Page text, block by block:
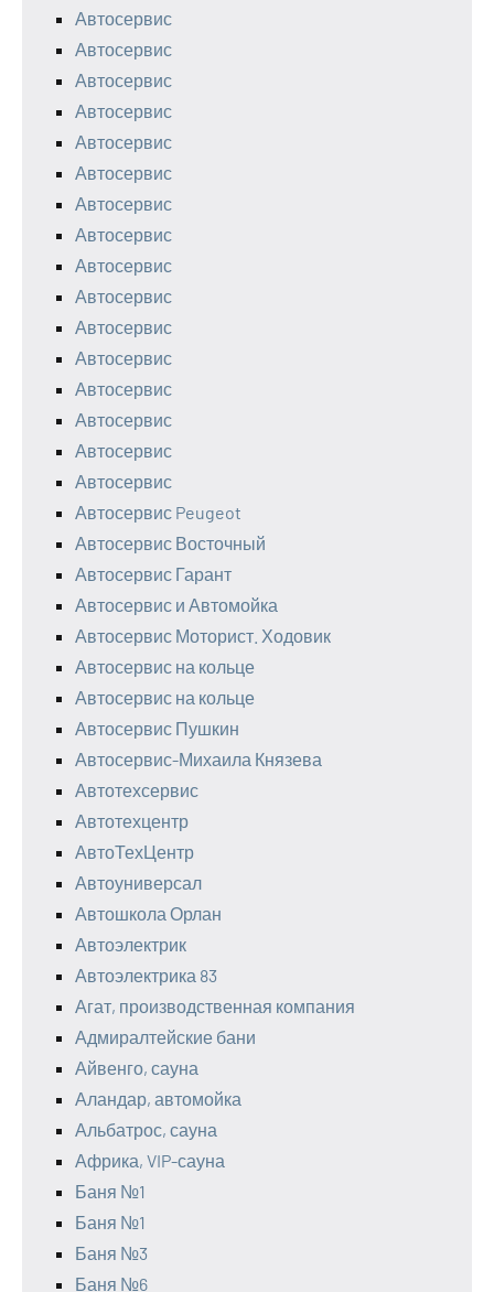
Автосервис
Автосервис
Автосервис
Автосервис
Автосервис
Автосервис
Автосервис
Автосервис
Автосервис
Автосервис
Автосервис
Автосервис
Автосервис
Автосервис
Автосервис
Автосервис
Автосервис Peugeot
Автосервис Восточный
Автосервис Гарант
Автосервис и Автомойка
Автосервис Моторист. Ходовик
Автосервис на кольце
Автосервис на кольце
Автосервис Пушкин
Автосервис-Михаила Князева
Автотехсервис
Автотехцентр
АвтоТехЦентр
Автоуниверсал
Автошкола Орлан
Автоэлектрик
Автоэлектрика 83
Агат, производственная компания
Адмиралтейские бани
Айвенго, сауна
Аландар, автомойка
Альбатрос, сауна
Африка, VIP-сауна
Баня №1
Баня №1
Баня №3
Баня №6